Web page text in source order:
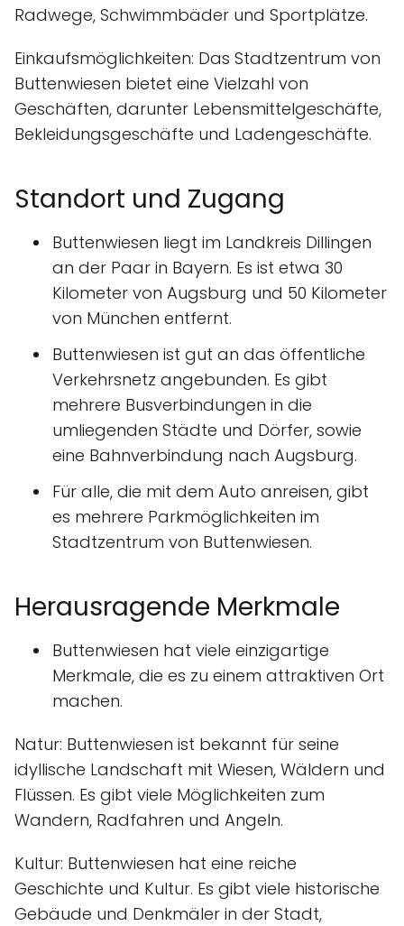
Radwege, Schwimmbäder und Sportplätze.
Einkaufsmöglichkeiten: Das Stadtzentrum von
Buttenwiesen bietet eine Vielzahl von
Geschäften, darunter Lebensmittelgeschäfte,
Bekleidungsgeschäfte und Ladengeschäfte.
Standort und Zugang
Buttenwiesen liegt im Landkreis Dillingen
an der Paar in Bayern. Es ist etwa 30
Kilometer von Augsburg und 50 Kilometer
von München entfernt.
Buttenwiesen ist gut an das öffentliche
Verkehrsnetz angebunden. Es gibt
mehrere Busverbindungen in die
umliegenden Städte und Dörfer, sowie
eine Bahnverbindung nach Augsburg.
Für alle, die mit dem Auto anreisen, gibt
es mehrere Parkmöglichkeiten im
Stadtzentrum von Buttenwiesen.
Herausragende Merkmale
Buttenwiesen hat viele einzigartige
Merkmale, die es zu einem attraktiven Ort
machen.
Natur: Buttenwiesen ist bekannt für seine
idyllische Landschaft mit Wiesen, Wäldern und
Flüssen. Es gibt viele Möglichkeiten zum
Wandern, Radfahren und Angeln.
Kultur: Buttenwiesen hat eine reiche
Geschichte und Kultur. Es gibt viele historische
Gebäude und Denkmäler in der Stadt,